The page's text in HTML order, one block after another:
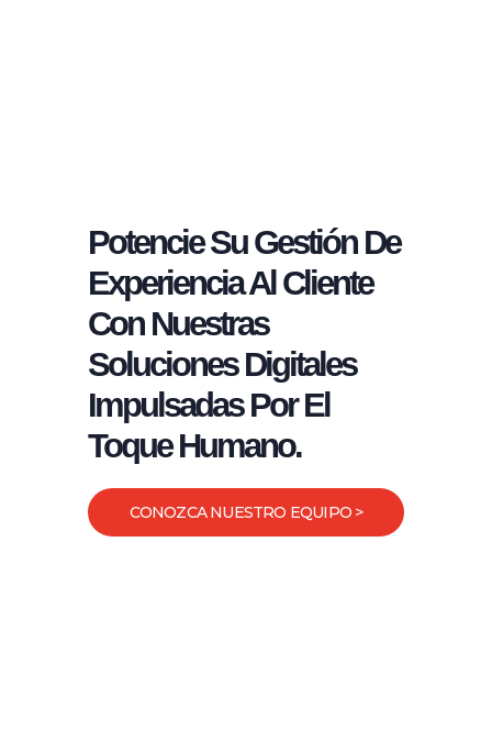
Potencie Su Gestión De
Experiencia Al Cliente
Con Nuestras
Soluciones Digitales
Impulsadas Por El
Toque Humano.
CONOZCA NUESTRO EQUIPO >